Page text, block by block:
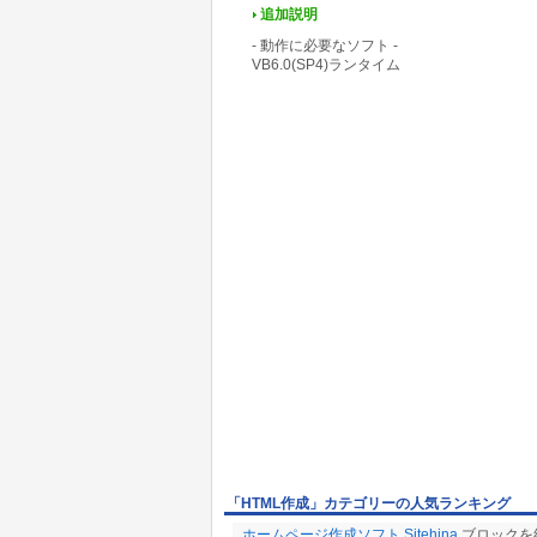
追加説明
- 動作に必要なソフト -
VB6.0(SP4)ランタイム
「HTML作成」カテゴリーの人気ランキング